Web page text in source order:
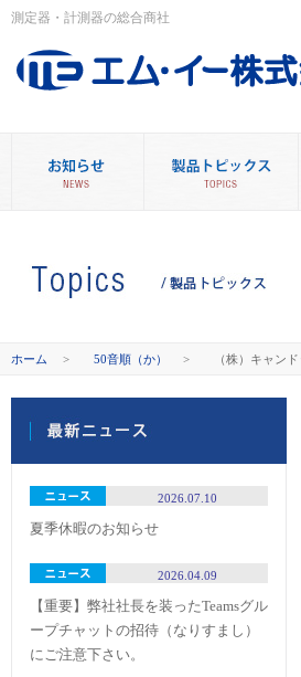
測定器・計測器の総合商社
ホーム > 50音順（か） > （株）キャン
2026.07.10
夏季休暇のお知らせ
2026.04.09
【重要】弊社社長を装ったTeamsグル
ープチャットの招待（なりすまし）
にご注意下さい。